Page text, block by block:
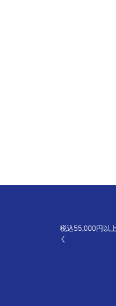
税込55,000円以
く